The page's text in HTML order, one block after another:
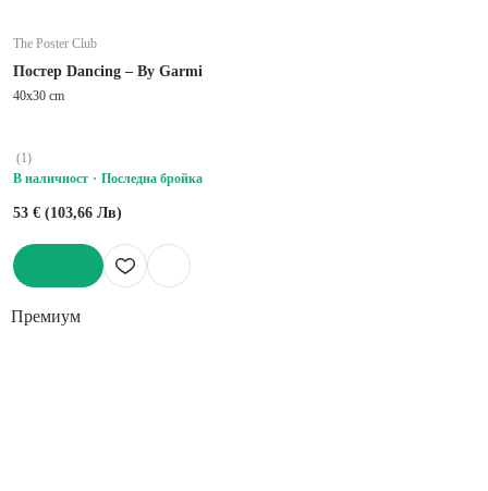
The Poster Club
Постер Dancing – By Garmi
40x30 cm
(1)
В наличност
Последна бройка
53 € (103,66 Лв)
Премиум